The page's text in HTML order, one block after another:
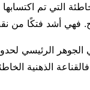
التي تم
فهي أشد فتكًا من
الجوهر الرئيسي
فالقناعة الذهنية